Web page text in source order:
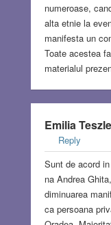
numeroase,
alta etnie la
manifesta un
Toate acestea
materialul
Emilia
Reply
Sunt de acord
na Andrea
diminuarea
ca persoana